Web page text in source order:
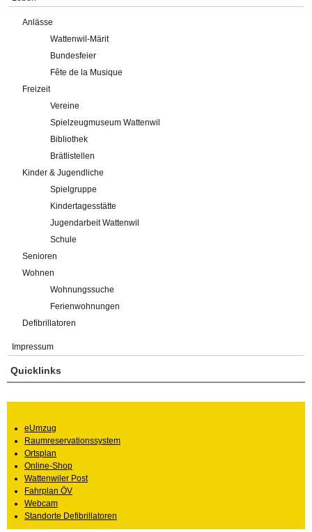
Anlässe
Wattenwil-Märit
Bundesfeier
Fête de la Musique
Freizeit
Vereine
Spielzeugmuseum Wattenwil
Bibliothek
Brätlistellen
Kinder & Jugendliche
Spielgruppe
Kindertagesstätte
Jugendarbeit Wattenwil
Schule
Senioren
Wohnen
Wohnungssuche
Ferienwohnungen
Defibrillatoren
Impressum
Quicklinks
eUmzug
Raumreservationssystem
Ortsplan
Online-Shop
Wattenwiler Post
Fahrplan ÖV
Webcam
Standorte Defibrillatoren